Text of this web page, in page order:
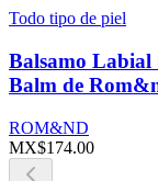
Todo tipo de piel
Balsamo Labial
Balm de
ROM&ND
MX$174.00